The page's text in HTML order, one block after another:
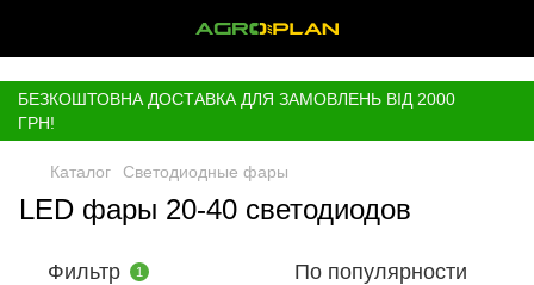
БЕЗКОШТОВНА ДОСТАВКА ДЛЯ ЗАМОВЛЕНЬ ВІД 2000
ГРН!
Каталог Светодиодные фары
LED фары 20-40 светодиодов
Фильтр 1 По популярности